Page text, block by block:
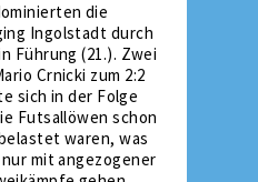
die
Ingolstadt durch
Führung (21.). Zwei
Crnicki zum 2:2
sich in der Folge
Futsallöwen schon
waren, was
mit angezogener